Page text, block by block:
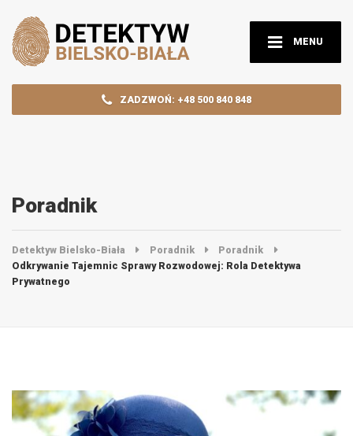
MENU
ZADZWOŃ: +48 500 840 848
Poradnik
Detektyw Bielsko-Biała Poradnik
Poradnik
Odkrywanie Tajemnic Sprawy Rozwodowej: Rola Detektywa
Prywatnego